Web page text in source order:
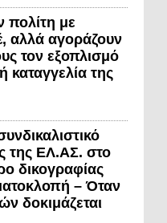
με
αλλά αγοράζουν
τον εξοπλισμό
καταγγελία της
της ΕΛ.ΑΣ. στο
δικογραφίας
– Όταν
δοκιμάζεται